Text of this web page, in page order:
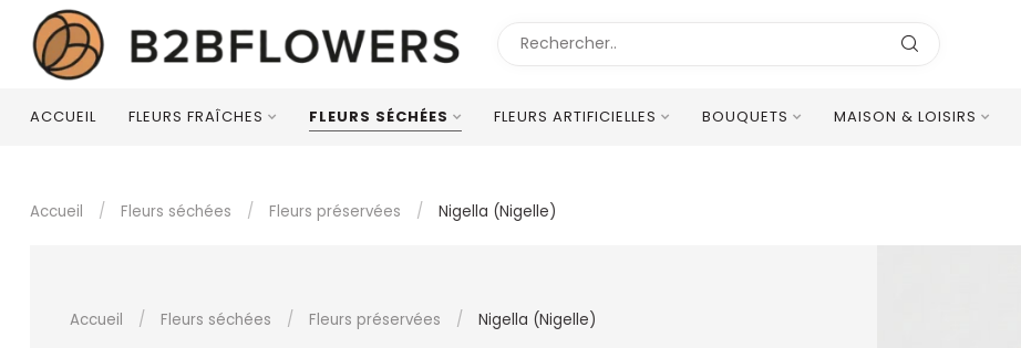
ACCUEIL FLEURS FRAÎCHES FLEURS SÉCHÉES FLEURS ARTIFICIELLES BOUQUETS MAISON & LOISIRS
Accueil / Fleurs séchées / Fleurs préservées / Nigella (Nigelle)
Accueil / Fleurs séchées / Fleurs préservées / Nigella (Nigelle)